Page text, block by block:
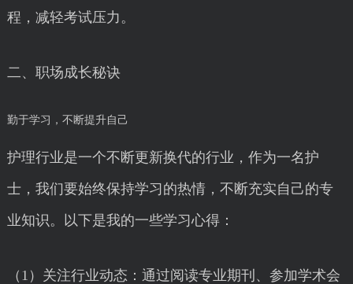
程，减轻考试压力。
二、职场成长秘诀
勤于学习，不断提升自己
护理行业是一个不断更新换代的行业，作为一名护
士，我们要始终保持学习的热情，不断充实自己的专
业知识。以下是我的一些学习心得：
（1）关注行业动态：通过阅读专业期刊、参加学术会